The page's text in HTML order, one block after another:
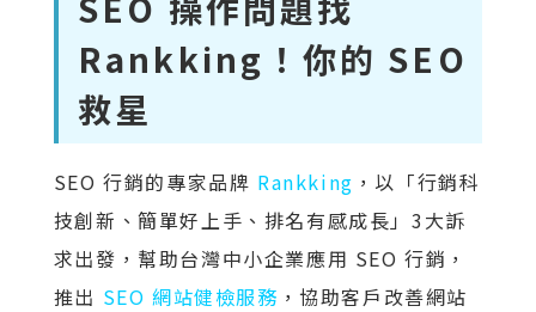
Rankking！你的 SEO
救星
SEO 行銷的專家品牌 Rankking ，以「行銷科
技創新、簡單好上手、排名有感成長」3大訴
求出發，幫助台灣中小企業應用 SEO 行銷，
推出 SEO 網站健檢服務 ，協助客戶改善網站